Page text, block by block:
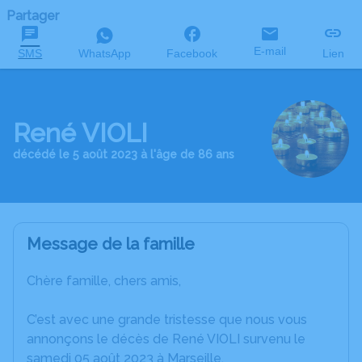
Partager
SMS WhatsApp Facebook E-mail Lien
René VIOLI
décédé le 5 août 2023 à l'âge de 86 ans
Message de la famille
Chère famille, chers amis,
C’est avec une grande tristesse que nous vous
annonçons le décès de René VIOLI survenu le
samedi 05 août 2023 à Marseille.